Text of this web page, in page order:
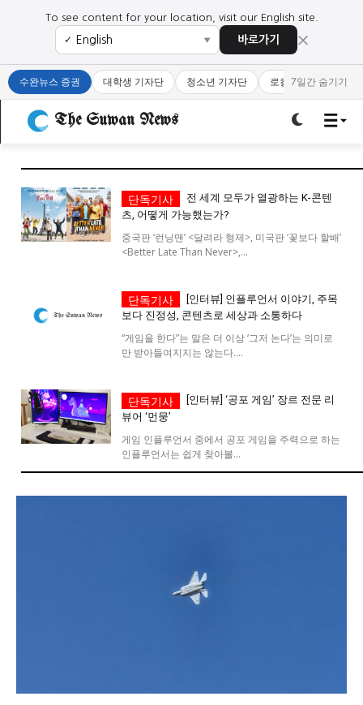
To see content for your location, visit our English site.
✓ ▼ 바로가기 ×
로그인하세요
주요 뉴스
문화
특집 기사 바로가기 : 청소년 · 청년
사설/칼럼
시 문학 (문학산책)
보도 사진
지역 & 글로벌 뉴스
日文
로그인하세요
주요 뉴스
문화 과학·미디어 연예 스포츠
특집 기사 바로가기 : 청소년 · 청년
사설/칼럼
시 문학 (문학산책)
보도 사진
지역 & 글로벌 뉴스
日文
수완뉴스 증권 대학생 기자단 청소년 기자단 로컬 큐레이터
7일간 숨기기
The Suwan News
전 세계 모두가 열광하는 K-콘텐
츠, 어떻게 가능했는가?
중국판 ‘런닝맨’ <달려라 형제>, 미국판 ‘꽃보다 할배’
<Better Late Than Never>,...
[인터뷰] 인플루언서 이야기, 주목
보다 진정성, 콘텐츠로 세상과 소통하다
“게임을 한다”는 말은 더 이상 ‘그저 논다’는 의미로
만 받아들여지지는 않는다....
[인터뷰] ‘공포 게임’ 장르 전문 리
뷰어 ‘먼뭉’
게임 인플루언서 중에서 공포 게임을 주력으로 하는
인플루언서는 쉽게 찾아볼...